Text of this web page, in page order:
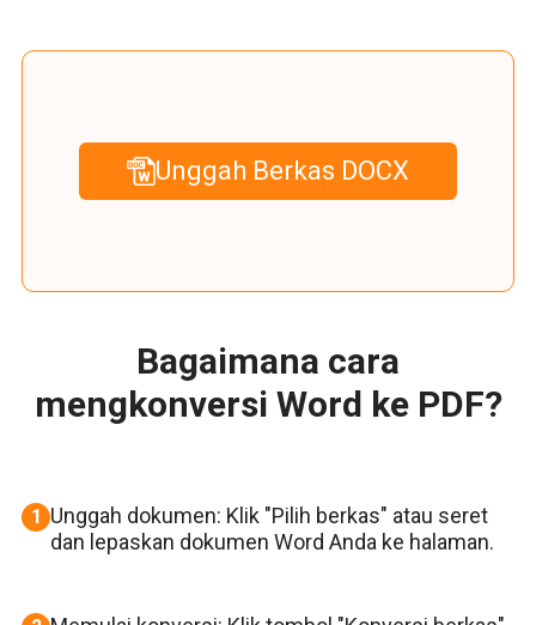
Unggah Berkas DOCX
Bagaimana cara
mengkonversi Word ke PDF?
1 Unggah dokumen: Klik "Pilih berkas" atau seret
dan lepaskan dokumen Word Anda ke halaman.